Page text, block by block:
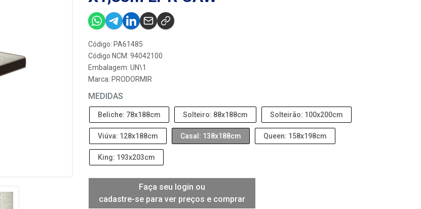
Código: PA61485
Código NCM: 94042100
Embalagem: UN\1
Marca: PRODORMIR
MEDIDAS
Beliche: 78x188cm Solteiro: 88x188cm Solteirão: 100x200cm
Viúva: 128x188cm Casal: 138x188cm Queen: 158x198cm
King: 193x203cm
Faça seu login ou
cadastre-se para ver preços e comprar